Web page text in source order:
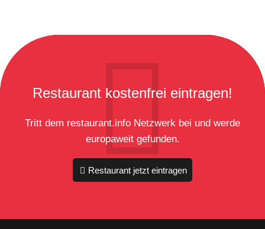
Restaurant kostenfrei eintragen!
Tritt dem restaurant.info Netzwerk bei und werde
europaweit gefunden.
Restaurant jetzt eintragen